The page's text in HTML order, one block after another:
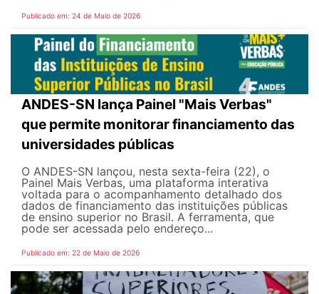
Publicado em: 24 de Maio de 2026
ANDES-SN lança Painel "Mais Verbas"
que permite monitorar financiamento das
universidades públicas
O ANDES-SN lançou, nesta sexta-feira (22), o
Painel Mais Verbas, uma plataforma interativa
voltada para o acompanhamento detalhado dos
dados de financiamento das instituições públicas
de ensino superior no Brasil. A ferramenta, que
pode ser acessada pelo endereço...
Publicado em: 22 de Maio de 2026